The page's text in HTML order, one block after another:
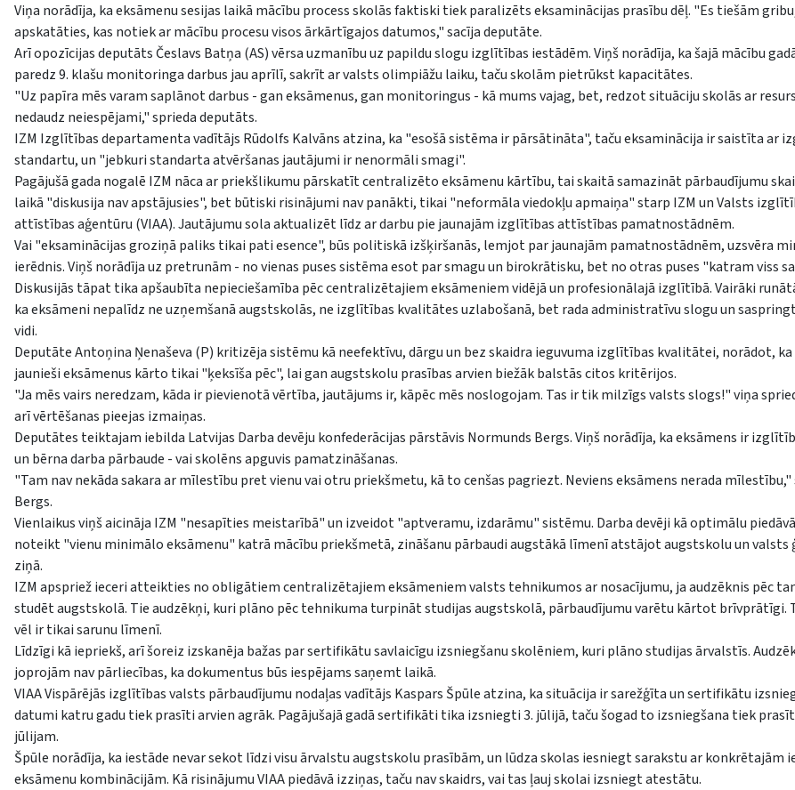
Viņa norādīja, ka eksāmenu sesijas laikā mācību process skolās faktiski tiek paralizēts eksaminācijas prasību dēļ. "Es tiešām
apskatāties, kas notiek ar mācību procesu visos ārkārtīgajos datumos," sacīja deputāte.
Arī opozīcijas deputāts Česlavs Batņa (AS) vērsa uzmanību uz papildu slogu izglītības iestādēm. Viņš norādīja, ka šajā mācību
paredz 9. klašu monitoringa darbus jau aprīlī, sakrīt ar valsts olimpiāžu laiku, taču skolām pietrūkst kapacitātes.
"Uz papīra mēs varam saplānot darbus - gan eksāmenus, gan monitoringus - kā mums vajag, bet, redzot situāciju skolās ar
nedaudz neiespējami," sprieda deputāts.
IZM Izglītības departamenta vadītājs Rūdolfs Kalvāns atzina, ka "esošā sistēma ir pārsātināta", taču eksaminācija ir saistīta ar
standartu, un "jebkuri standarta atvēršanas jautājumi ir nenormāli smagi".
Pagājušā gada nogalē IZM nāca ar priekšlikumu pārskatīt centralizēto eksāmenu kārtību, tai skaitā samazināt pārbaudījumu
laikā "diskusija nav apstājusies", bet būtiski risinājumi nav panākti, tikai "neformāla viedokļu apmaiņa" starp IZM un Valsts
attīstības aģentūru (VIAA). Jautājumu sola aktualizēt līdz ar darbu pie jaunajām izglītības attīstības pamatnostādnēm.
Vai "eksaminācijas groziņā paliks tikai pati esence", būs politiskā izšķiršanās, lemjot par jaunajām pamatnostādnēm, uzsvēra
ierēdnis. Viņš norādīja uz pretrunām - no vienas puses sistēma esot par smagu un birokrātisku, bet no otras puses "katram viss
Diskusijās tāpat tika apšaubīta nepieciešamība pēc centralizētajiem eksāmeniem vidējā un profesionālajā izglītībā. Vairāki
ka eksāmeni nepalīdz ne uzņemšanā augstskolās, ne izglītības kvalitātes uzlabošanā, bet rada administratīvu slogu un
vidi.
Deputāte Antoņina Ņenaševa (P) kritizēja sistēmu kā neefektīvu, dārgu un bez skaidra ieguvuma izglītības kvalitātei, norādot, ka
jaunieši eksāmenus kārto tikai "ķeksīša pēc", lai gan augstskolu prasības arvien biežāk balstās citos kritērijos.
"Ja mēs vairs neredzam, kāda ir pievienotā vērtība, jautājums ir, kāpēc mēs noslogojam. Tas ir tik milzīgs valsts slogs!" viņa
arī vērtēšanas pieejas izmaiņas.
Deputātes teiktajam iebilda Latvijas Darba devēju konfederācijas pārstāvis Normunds Bergs. Viņš norādīja, ka eksāmens ir
un bērna darba pārbaude - vai skolēns apguvis pamatzināšanas.
"Tam nav nekāda sakara ar mīlestību pret vienu vai otru priekšmetu, kā to cenšas pagriezt. Neviens eksāmens nerada mīlestību,"
Bergs.
Vienlaikus viņš aicināja IZM "nesapīties meistarībā" un izveidot "aptveramu, izdarāmu" sistēmu. Darba devēji kā optimālu
noteikt "vienu minimālo eksāmenu" katrā mācību priekšmetā, zināšanu pārbaudi augstākā līmenī atstājot augstskolu un valsts
ziņā.
IZM apspriež ieceri atteikties no obligātiem centralizētajiem eksāmeniem valsts tehnikumos ar nosacījumu, ja audzēknis pēc
studēt augstskolā. Tie audzēkņi, kuri plāno pēc tehnikuma turpināt studijas augstskolā, pārbaudījumu varētu kārtot brīvprātīgi.
vēl ir tikai sarunu līmenī.
Līdzīgi kā iepriekš, arī šoreiz izskanēja bažas par sertifikātu savlaicīgu izsniegšanu skolēniem, kuri plāno studijas ārvalstīs.
joprojām nav pārliecības, ka dokumentus būs iespējams saņemt laikā.
VIAA Vispārējās izglītības valsts pārbaudījumu nodaļas vadītājs Kaspars Špūle atzina, ka situācija ir sarežģīta un sertifikātu
datumi katru gadu tiek prasīti arvien agrāk. Pagājušajā gadā sertifikāti tika izsniegti 3. jūlijā, taču šogad to izsniegšana tiek
jūlijam.
Špūle norādīja, ka iestāde nevar sekot līdzi visu ārvalstu augstskolu prasībām, un lūdza skolas iesniegt sarakstu ar konkrētajām
eksāmenu kombinācijām. Kā risinājumu VIAA piedāvā izziņas, taču nav skaidrs, vai tas ļauj skolai izsniegt atestātu.